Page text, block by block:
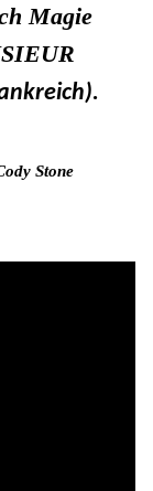
Magie
Stone